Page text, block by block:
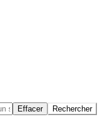
Effacer Rechercher